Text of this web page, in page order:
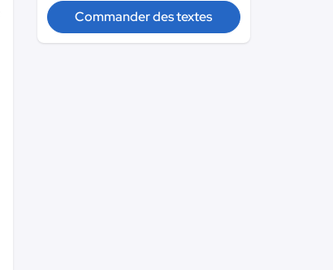
Commander des textes